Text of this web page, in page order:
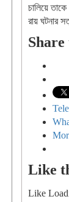
চালিয়ে
রায় ঘটনার
Share
Like
Like